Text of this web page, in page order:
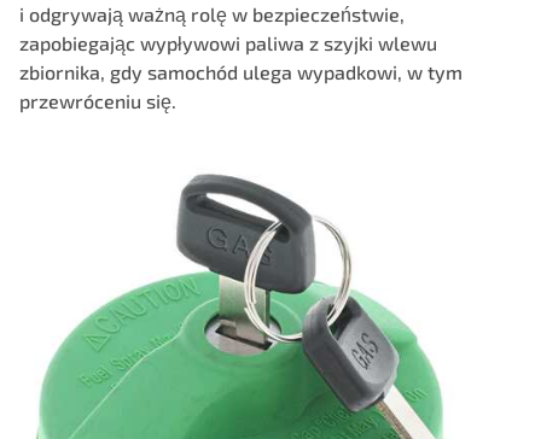
i odgrywają ważną rolę w bezpieczeństwie,
zapobiegając wypływowi paliwa z szyjki wlewu
zbiornika, gdy samochód ulega wypadkowi, w tym
przewróceniu się.